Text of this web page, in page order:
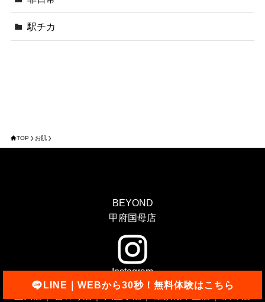
駅チカ
LINE｜WEBから30秒！無料体験はこちら
TOP お肌
BEYOND
甲府国母店
Instagram